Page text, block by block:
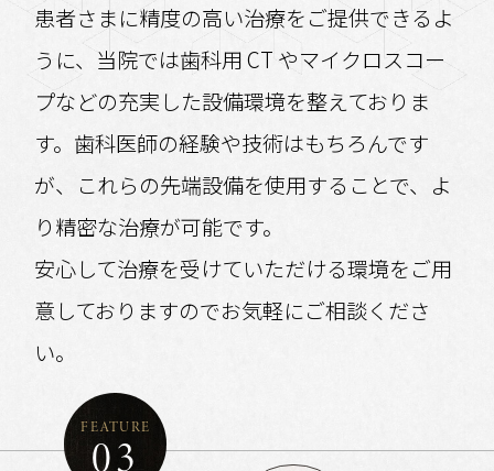
患者さまに精度の高い治療をご提供できるよ
うに、当院では歯科用 CT やマイクロスコー
プなどの充実した設備環境を整えておりま
す。歯科医師の経験や技術はもちろんです
が、これらの先端設備を使用することで、よ
り精密な治療が可能です。
安心して治療を受けていただける環境をご用
意しておりますのでお気軽にご相談くださ
い。
FEATURE
03